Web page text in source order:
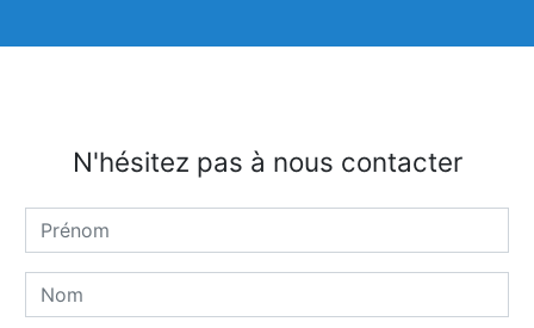
N'hésitez pas à nous contacter